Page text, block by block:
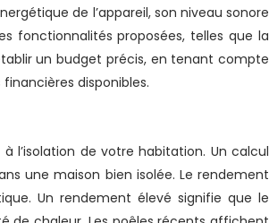
de l’appareil, son niveau sonore
fonctionnalités proposées, telles que la
un budget précis, en tenant compte
disponibles.
l’isolation de votre habitation. Un calcul
une maison bien isolée. Le rendement
Un rendement élevé signifie que le